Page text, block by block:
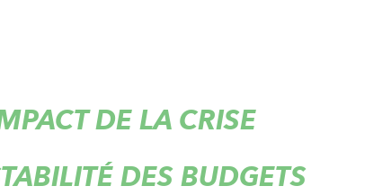
DE LA CRISE
DES BUDGETS